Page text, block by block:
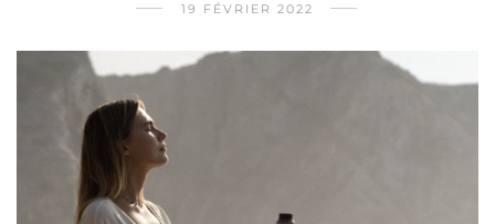
19 FÉVRIER 2022